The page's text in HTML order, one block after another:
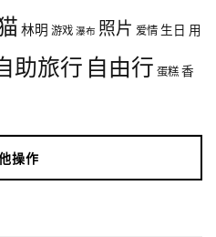
林明 游戏 瀑布 照片 爱情 生日 用
助旅行 自由行 蛋糕 香
操作